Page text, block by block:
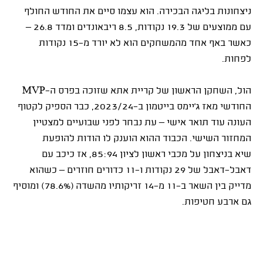
ניצחונות בליגה הבכירה. הוא עצמו סיים את החודש החולף
עם ממוצעים של 19.3 נקודות, 8.5 ריבאונדים ומדד 26.8 –
כאשר באף אחד מהמשחקים הוא לא יורד מ־15 נקודות
לפחות.
הול, השחקן הראשון של קריית אתא שזוכה בפרס ה־MVP
החודשי מאז ג'יימס בייטמון ב־2023/24, כבר הספיק לקטוף
העונה עוד תואר אישי – עת נבחר לפני שבועיים למצטיין
המחזור השישי. הכבוד ההוא הוענק לו הודות להופעת
שיא בניצחון על מכבי ראשון לציון 85:94, אז כיכב עם
דאבל־דאבל של 29 נקודות ו־11 כדורים חוזרים – כשהוא
מדייק בין השאר ב־11 מ־14 זריקותיו מהשדה (78.6%) ומוסיף
גם ארבע חטיפות.